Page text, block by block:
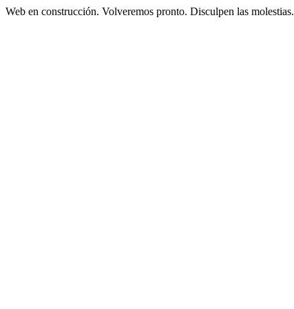
Web en construcción. Volveremos pronto. Disculpen las molestias.